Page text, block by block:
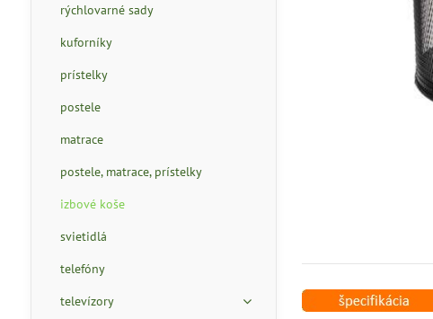
rýchlovarné sady
kuforníky
prístelky
postele
matrace
postele, matrace, prístelky
izbové koše
svietidlá
telefóny
televízory